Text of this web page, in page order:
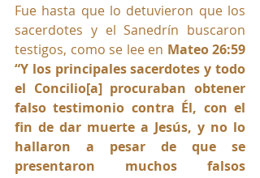
Fue hasta que lo detuvieron que los
sacerdotes y el Sanedrín buscaron
testigos, como se lee en Mateo 26:59
“Y los principales sacerdotes y todo
el Concilio[a] procuraban obtener
falso testimonio contra Él, con el
fin de dar muerte a Jesús, y no lo
hallaron a pesar de que se
presentaron muchos falsos